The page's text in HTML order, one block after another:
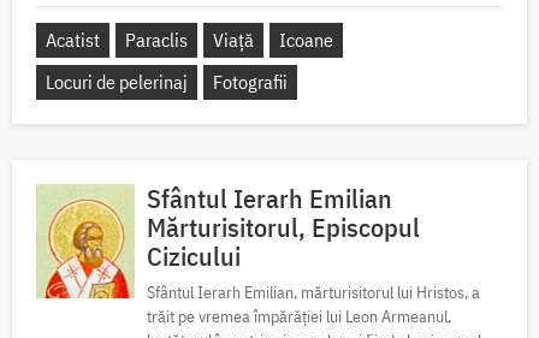
Acatist Paraclis Viață
Icoane
Locuri de pelerinaj
Fotografii
Sfântul Ierarh Emilian
Mărturisitorul, Episcopul
Cizicului
Sfântul Ierarh Emilian, mărturisitorul lui Hristos, a
trăit pe vremea împărăției lui Leon Armeanul,